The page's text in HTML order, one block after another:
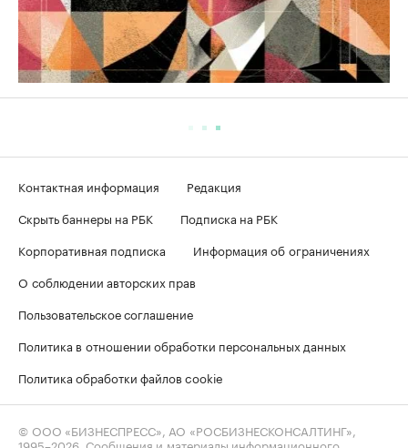
Контактная информация
Редакция
Скрыть баннеры на РБК
Подписка на РБК
Корпоративная подписка
Информация об ограничениях
О соблюдении авторских прав
Пользовательское соглашение
Политика в отношении обработки персональных данных
Политика обработки файлов cookie
© ООО «БИЗНЕСПРЕСС», АО «РОСБИЗНЕСКОНСАЛТИНГ»,
1995–2026 . Сообщения и материалы информационного